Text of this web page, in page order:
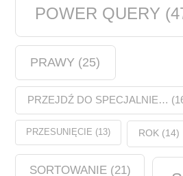
POWER QUERY
PRAWY (25)
PRZEJDŹ DO SPECJALNIE…
PRZESUNIĘCIE (13) ROK(14)
SORTOWANIE(21)